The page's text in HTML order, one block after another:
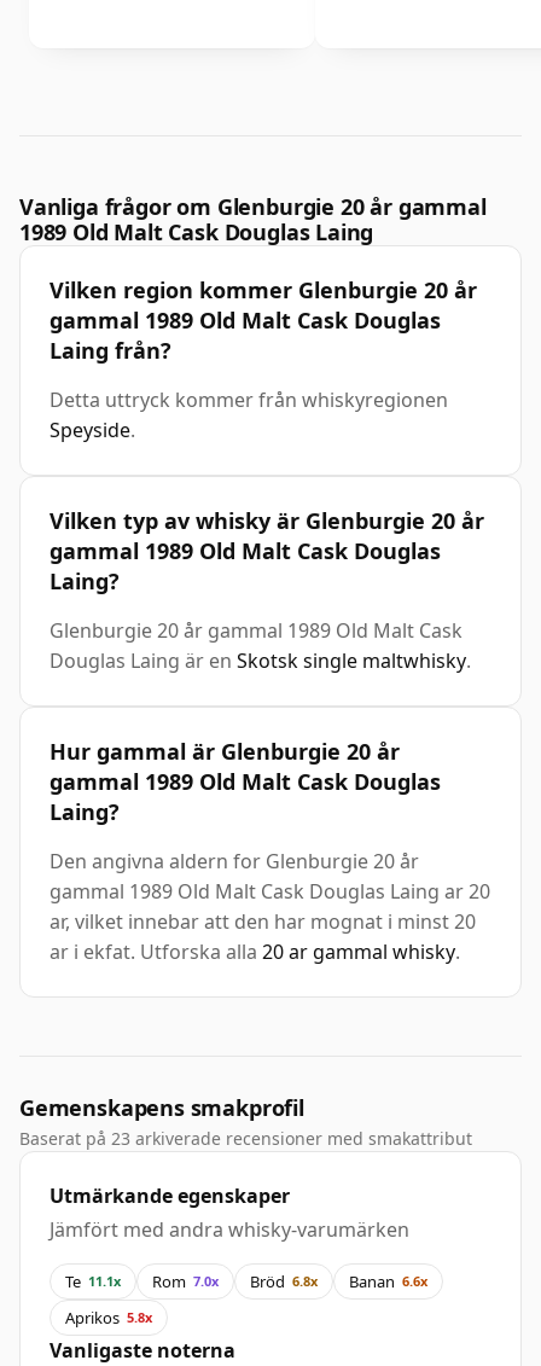
Vanliga frågor om Glenburgie 20 år gammal
1989 Old Malt Cask Douglas Laing
Vilken region kommer Glenburgie 20 år
gammal 1989 Old Malt Cask Douglas
Laing från?
Detta uttryck kommer från whiskyregionen
Speyside.
Vilken typ av whisky är Glenburgie 20 år
gammal 1989 Old Malt Cask Douglas
Laing?
Glenburgie 20 år gammal 1989 Old Malt Cask
Douglas Laing är en Skotsk single maltwhisky.
Hur gammal är Glenburgie 20 år
gammal 1989 Old Malt Cask Douglas
Laing?
Den angivna aldern for Glenburgie 20 år
gammal 1989 Old Malt Cask Douglas Laing ar 20
ar, vilket innebar att den har mognat i minst 20
ar i ekfat. Utforska alla 20 ar gammal whisky.
Gemenskapens smakprofil
Baserat på 23 arkiverade recensioner med smakattribut
Utmärkande egenskaper
Jämfört med andra whisky-varumärken
Te 11.1x Rom 7.0x Bröd 6.8x Banan 6.6x
Aprikos 5.8x
Vanligaste noterna